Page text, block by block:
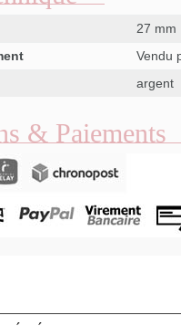
27 mm
Vendu
argent
& Paiements